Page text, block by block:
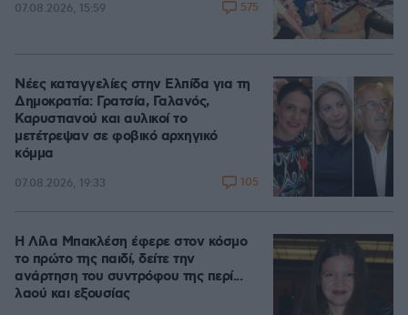
07.08.2026, 15:59 575
Νέες καταγγελίες στην Ελπίδα για τη
Δημοκρατία: Γρατσία, Γαλανός,
Καρυστιανού και αυλικοί το
μετέτρεψαν σε φοβικό αρχηγικό
κόμμα
07.08.2026, 19:33 105
Η Λίλα Μπακλέση έφερε στον κόσμο
το πρώτο της παιδί, δείτε την
ανάρτηση του συντρόφου της περί...
λαού και εξουσίας